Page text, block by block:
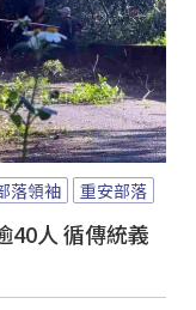
落領袖 重安部落
40人 循傳統義